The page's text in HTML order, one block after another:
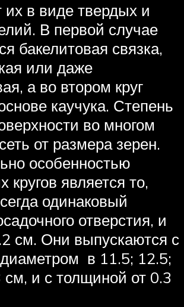
в виде твердых и
В первой случае
бакелитовая связка,
или даже
а во втором круг
каучука. Степень
во многом
от размера зерен.
особенностью
кругов является то,
одинаковый
отверстия, и
см. Они выпускаются с
в 11.5; 12.5;
и с толщиной от 0.3